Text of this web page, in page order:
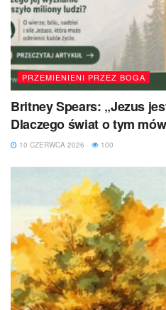
PRZEMIENIENI PRZEZ BOGA
Britney Spears: „Jezus
Dlaczego świat o tym
10 CZERWCA 2026 100